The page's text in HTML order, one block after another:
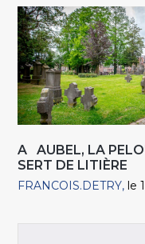
A AUBEL, LA
SERT DE LITIÈRE
FRANCOIS.DETRY le